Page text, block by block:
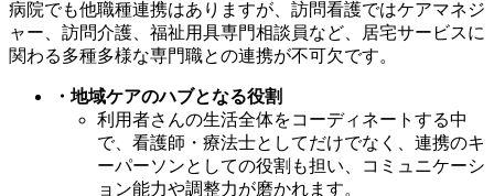
病院でも他職種連携はありますが、訪問看護ではケアマネジ
ャー、訪問介護、福祉用具専門相談員など、居宅サービスに
関わる多種多様な専門職との連携が不可欠です。
・地域ケアのハブとなる役割
利用者さんの生活全体をコーディネートする中
で、看護師・療法士としてだけでなく、連携のキ
ーパーソンとしての役割も担い、コミュニケーシ
ョン能力や調整力が磨かれます。